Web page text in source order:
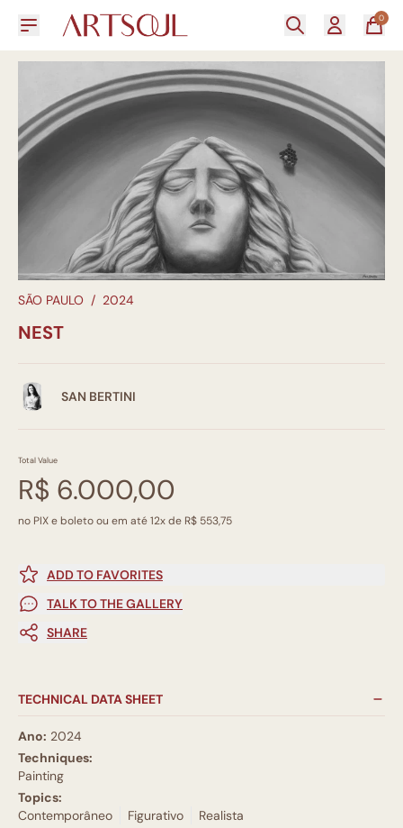
0
SÃO PAULO / 2024
NEST
SAN BERTINI
Total Value
R$ 6.000,00
no PIX e boleto ou em até 12x de R$ 553,75
ADD TO FAVORITES
TALK TO THE GALLERY
SHARE
TECHNICAL DATA SHEET
Ano: 2024
Techniques:
Painting
Topics:
Contemporâneo
Figurativo
Realista